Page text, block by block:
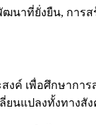
ฒนาที่ยั่งยืน, กา
ค์ เพื่อศึกษาการ
นแปลงทั้งทางสัง